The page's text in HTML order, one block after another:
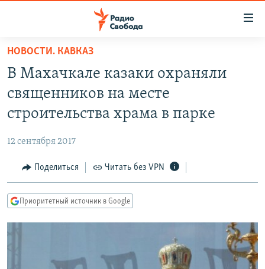
упрощенного
доступа
основному
Вернутся
Вернутся
поиску
МНЕНИЯ
КУЛЬТУРА
КАВКАЗ.РЕАЛИИ
СЕВЕР.РЕАЛИИ
НОВОСТИ. КАВКАЗ
В Махачкале казаки охраняли
священников на месте
строительства храма в парке
12 сентября 2017
Поделиться Читать без VPN
Приоритетный источник в Google